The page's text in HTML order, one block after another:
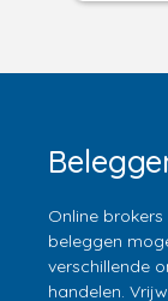
Online
beleggen
verschillende
handelen.